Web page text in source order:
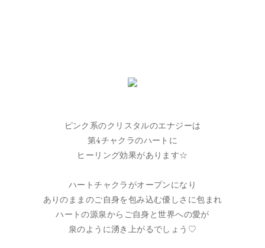
ピンク系のクリスタルのエナジーは
第4チャクラのハートに
ヒーリング効果があります☆
ハートチャクラがオープンになり
ありのままのご自身を包み込む優しさに包まれ
ハートの源泉からご自身と世界への愛が
泉のように湧き上がるでしょう♡